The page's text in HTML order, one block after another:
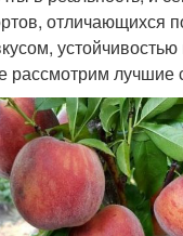
отличающихся
рассмотрим лучшие